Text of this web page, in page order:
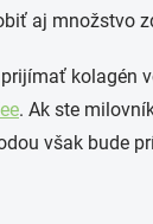
aj množstvo
kolagén
. Ak ste
však bude